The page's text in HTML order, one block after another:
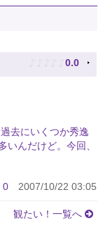
♪ ♪ ♪ ♪ ♪ 0.0
去にいくつか秀逸
いんだけど。今回、
0 2007/10/22 03:05
観たい！一覧へ